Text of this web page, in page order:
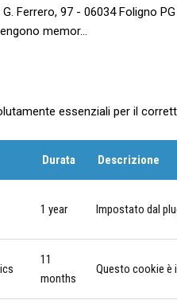
G. Ferrero, 97 - 06034 Foligno
memor...
essenziali per il
Durata Descrizione
1 year Impostato dal
11
months
Questo cookie è